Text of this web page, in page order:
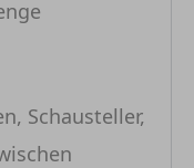
Schausteller,